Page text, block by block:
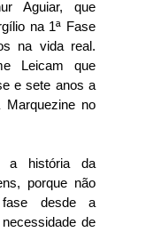
Aguiar, que
na 1ª Fase
na vida real.
Leicam que
e sete anos a
no
história da
porque não
desde a
de